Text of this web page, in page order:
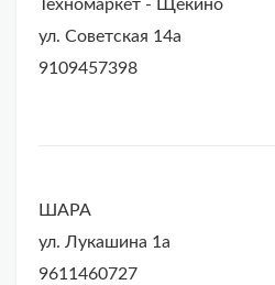
Техномаркет - Щекино
ул. Советская 14а
9109457398
ШАРА
ул. Лукашина 1а
9611460727